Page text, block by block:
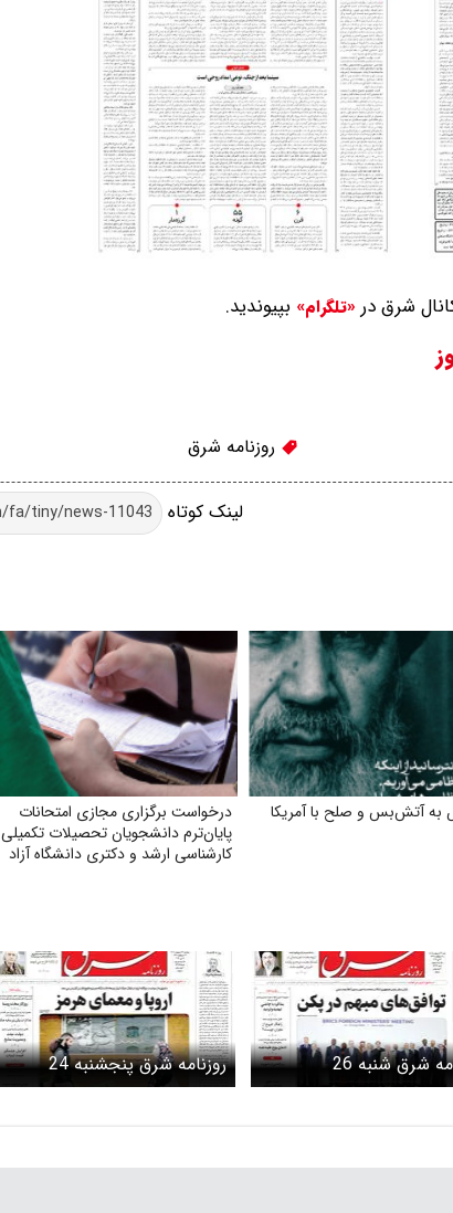
شرق در «تلگرام» بپیوندید.
روزنامه شرق
لینک کوتاه
به آتش‌بس و صلح با آمریکا
درخواست برگزاری مجازی امتحانات
پایان‌ترم دانشجویان تحصیلات تکمیلی
کارشناسی ارشد و دکتری دانشگاه آزاد
روزنامه شرق شنبه 26
شماره 5386
روزنامه شرق پنجشنبه 24
اردیبهشت 1405 شماره 5385